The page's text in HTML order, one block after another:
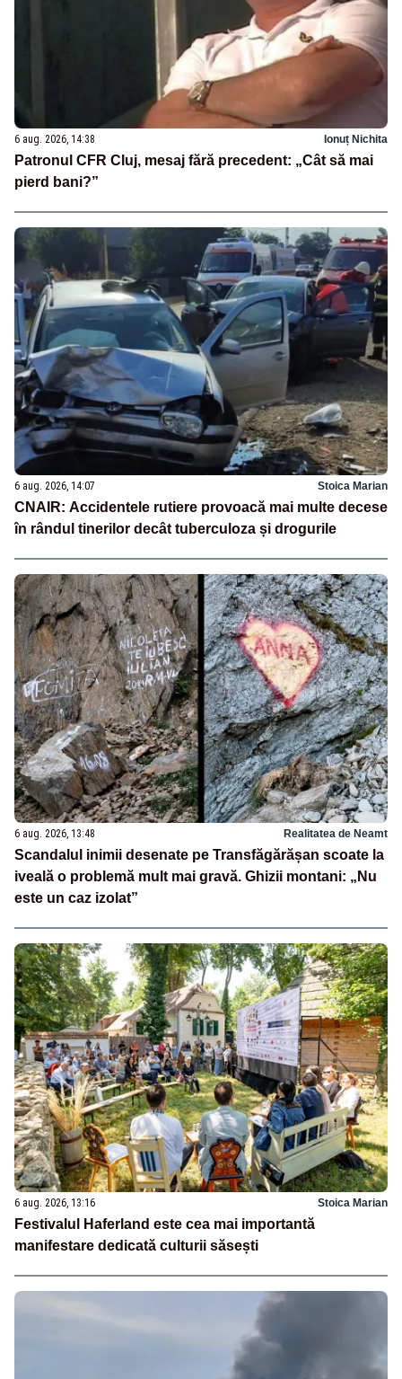
6 aug. 2026, 14:38 Ionuț Nichita
Patronul CFR Cluj, mesaj fără precedent: „Cât să mai
pierd bani?”
6 aug. 2026, 14:07 Stoica Marian
CNAIR: Accidentele rutiere provoacă mai multe decese
în rândul tinerilor decât tuberculoza și drogurile
6 aug. 2026, 13:48 Realitatea de Neamt
Scandalul inimii desenate pe Transfăgărășan scoate la
iveală o problemă mult mai gravă. Ghizii montani: „Nu
este un caz izolat”
6 aug. 2026, 13:16 Stoica Marian
Festivalul Haferland este cea mai importantă
manifestare dedicată culturii săsești